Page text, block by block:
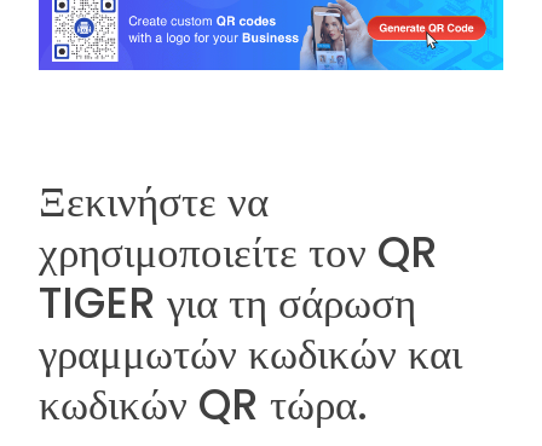
Ξεκινήστε να
χρησιμοποιείτε τον QR
TIGER για τη σάρωση
γραμμωτών κωδικών και
κωδικών QR τώρα.